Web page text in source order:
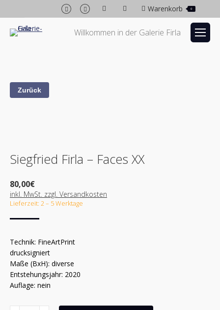
Facebook
page
opens
Instagram
page
opens
in
Warenkorb 0
Willkommen in der Galerie Firla
Siegfried Firla – Faces XX
80,00€
inkl. MwSt. zzgl. Versandkosten
Lieferzeit: 2 – 5 Werktage
Technik: FineArtPrint
drucksigniert
Maße (BxH): diverse
Entstehungsjahr: 2020
Auflage: nein